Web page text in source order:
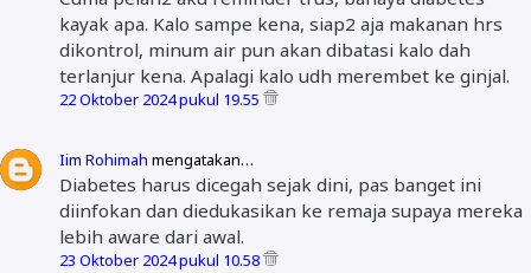
kayak apa. Kalo sampe kena, siap2 aja makanan hrs
dikontrol, minum air pun akan dibatasi kalo dah
terlanjur kena. Apalagi kalo udh merembet ke ginjal.
22 Oktober 2024 pukul 19.55
Iim Rohimah mengatakan…
Diabetes harus dicegah sejak dini, pas banget ini
diinfokan dan diedukasikan ke remaja supaya mereka
lebih aware dari awal.
23 Oktober 2024 pukul 10.58